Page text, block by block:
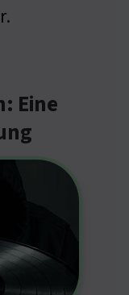
Eine